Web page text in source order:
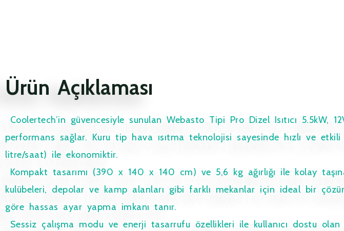
Ürün Açıklaması
Coolertech’in güvencesiyle sunulan Webasto Tipi Pro Dizel Isıtıcı
performans sağlar. Kuru tip hava ısıtma teknolojisi sayesinde hızlı ve
litre/saat) ile ekonomiktir.
Kompakt tasarımı (390 x 140 x 140 cm) ve 5,6 kg ağırlığı ile kolay
kulübeleri, depolar ve kamp alanları gibi farklı mekanlar için ideal bir
göre hassas ayar yapma imkanı tanır.
Sessiz çalışma modu ve enerji tasarrufu özellikleri ile kullanıcı dostu olan